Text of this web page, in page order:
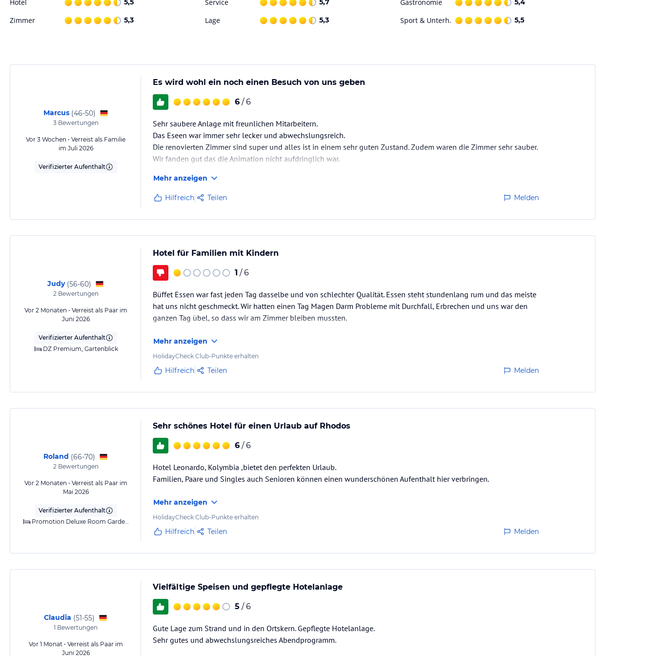
Hotel 5,5 Service 5,7 Gastronomie 5,4
Zimmer 5,3 Lage 5,3 Sport & Unterh. 5,5
Marcus (46-50)
3Bewertungen
Vor 3 Wochen • Verreist als Familie
im Juli 2026
Verifizierter Aufenthalt
Es wird wohl ein noch einen Besuch von uns geben
6 / 6
Sehr saubere Anlage mit freunlichen Mitarbeitern.
Das Eseen war immer sehr lecker und abwechslungsreich.
Die renovierten Zimmer sind super und alles ist in einem sehr guten Zustand. Zudem waren die Zimmer sehr sauber.
Wir fanden gut das die Animation nicht aufdringlich war.
Mehr anzeigen
Hilfreich Teilen Melden
Judy (56-60)
2Bewertungen
Vor 2 Monaten • Verreist als Paar im
Juni 2026
Verifizierter Aufenthalt
DZ Premium, Gartenblick
Hotel für Familien mit Kindern
1 / 6
Büffet Essen war fast jeden Tag dasselbe und von schlechter Qualität. Essen steht stundenlang rum und das meiste
hat uns nicht geschmeckt. Wir hatten einen Tag Magen Darm Probleme mit Durchfall, Erbrechen und uns war den
ganzen Tag übel, so dass wir am Zimmer bleiben mussten.
Mehr anzeigen
HolidayCheck Club-Punkte erhalten
Hilfreich Teilen Melden
Roland (66-70)
2Bewertungen
Vor 2 Monaten • Verreist als Paar im
Mai 2026
Verifizierter Aufenthalt
Promotion Deluxe Room Garden View
Sehr schönes Hotel für einen Urlaub auf Rhodos
6 / 6
Hotel Leonardo, Kolymbia ,bietet den perfekten Urlaub.
Familien, Paare und Singles auch Senioren können einen wunderschönen Aufenthalt hier verbringen.
Mehr anzeigen
HolidayCheck Club-Punkte erhalten
Hilfreich Teilen Melden
Claudia (51-55)
1 Bewertungen
Vor 1 Monat • Verreist als Paar im
Juni 2026
Vielfältige Speisen und gepflegte Hotelanlage
5 / 6
Gute Lage zum Strand und in den Ortskern. Gepflegte Hotelanlage.
Sehr gutes und abwechslungsreiches Abendprogramm.